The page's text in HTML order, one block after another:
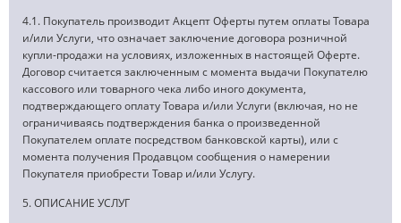
4.1. Покупатель производит Акцепт Оферты путем оплаты Товара
и/или Услуги, что означает заключение договора розничной
купли-продажи на условиях, изложенных в настоящей Оферте.
Договор считается заключенным с момента выдачи Покупателю
кассового или товарного чека либо иного документа,
подтверждающего оплату Товара и/или Услуги (включая, но не
ограничиваясь подтверждения банка о произведенной
Покупателем оплате посредством банковской карты), или с
момента получения Продавцом сообщения о намерении
Покупателя приобрести Товар и/или Услугу.
5. ОПИСАНИЕ УСЛУГ